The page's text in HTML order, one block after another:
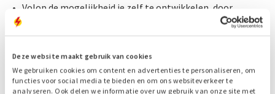
Deze website maakt gebruik van cookies
We gebruiken cookies om content en advertenties te personaliseren, om
functies voor social media te bieden en om ons websiteverkeer te
analyseren. Ook delen we informatie over uw gebruik van onze site met
Volop de mogelijkheid je zelf te ontwikkelen, door
Uitstekende pensioensregeling via het PME-
pensioenfonds.
Wat vragen we van je?